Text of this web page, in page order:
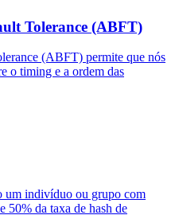
Tolerance (ABFT)
(ABFT) permite que nós
o timing e a ordem das
um indivíduo ou grupo com
50% da taxa de hash de